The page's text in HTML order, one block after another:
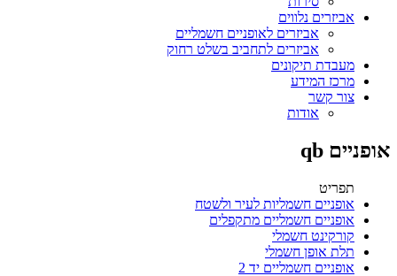
אביזרים נלווים
אביזרים לאופניים חשמליים
אביזרים לתחביב בשלט רחוק
מעבדת תיקונים
מרכז המידע
צור קשר
אודות
אופניים qb
תפריט
אופניים חשמליות לעיר ולשטח
אופניים חשמליים מתקפלים
קורקינט חשמלי
תלת אופן חשמלי
אופניים חשמליים יד 2